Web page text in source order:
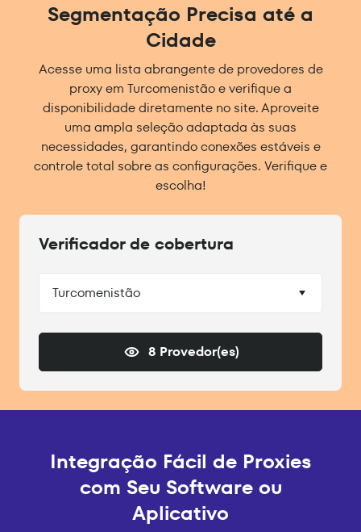
Segmentação Precisa até a
Cidade
Acesse uma lista abrangente de provedores de
proxy em Turcomenistão e verifique a
disponibilidade diretamente no site. Aproveite
uma ampla seleção adaptada às suas
necessidades, garantindo conexões estáveis e
controle total sobre as configurações. Verifique e
escolha!
Verificador de cobertura
Turcomenistão
8 Provedor(es)
Integração Fácil de Proxies
com Seu Software ou
Aplicativo